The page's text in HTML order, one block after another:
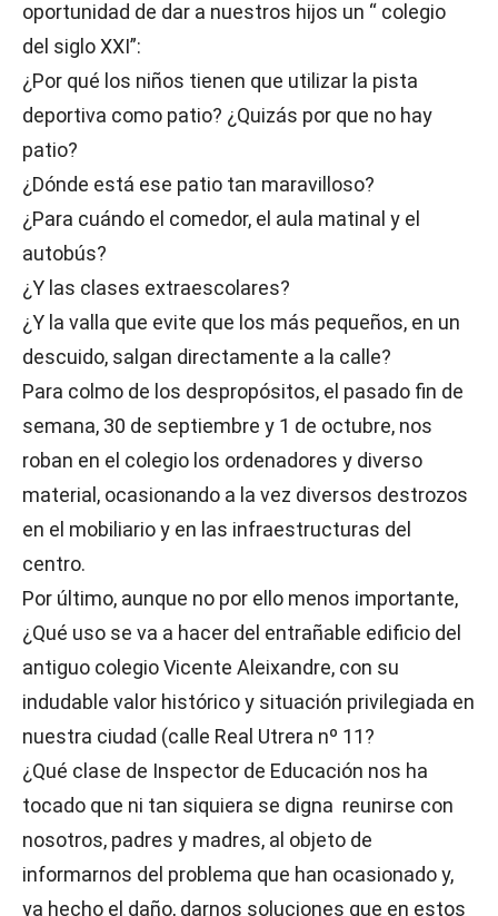
oportunidad de dar a nuestros hijos un “ colegio
del siglo XXI”:
¿Por qué los niños tienen que utilizar la pista
deportiva como patio? ¿Quizás por que no hay
patio?
¿Dónde está ese patio tan maravilloso?
¿Para cuándo el comedor, el aula matinal y el
autobús?
¿Y las clases extraescolares?
¿Y la valla que evite que los más pequeños, en un
descuido, salgan directamente a la calle?
Para colmo de los despropósitos, el pasado fin de
semana, 30 de septiembre y 1 de octubre, nos
roban en el colegio los ordenadores y diverso
material, ocasionando a la vez diversos destrozos
en el mobiliario y en las infraestructuras del
centro.
Por último, aunque no por ello menos importante,
¿Qué uso se va a hacer del entrañable edificio del
antiguo colegio Vicente Aleixandre, con su
indudable valor histórico y situación privilegiada en
nuestra ciudad (calle Real Utrera nº 11?
¿Qué clase de Inspector de Educación nos ha
tocado que ni tan siquiera se digna reunirse con
nosotros, padres y madres, al objeto de
informarnos del problema que han ocasionado y,
ya hecho el daño, darnos soluciones que en estos